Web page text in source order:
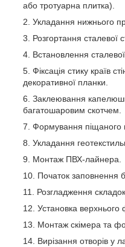
або тротуарна плитка).
Укладання нижнього
Розгортання сталевої
Встановлення
Фіксація стику країв
декоративної планки.
Заклеювання
багатошаровим скотчем.
Формування піщаного
Укладання
Монтаж ПВХ-лайнера.
Початок заповнення
Розгладження
Установка верхнього
Монтаж скімера та
Вирізання отворів у